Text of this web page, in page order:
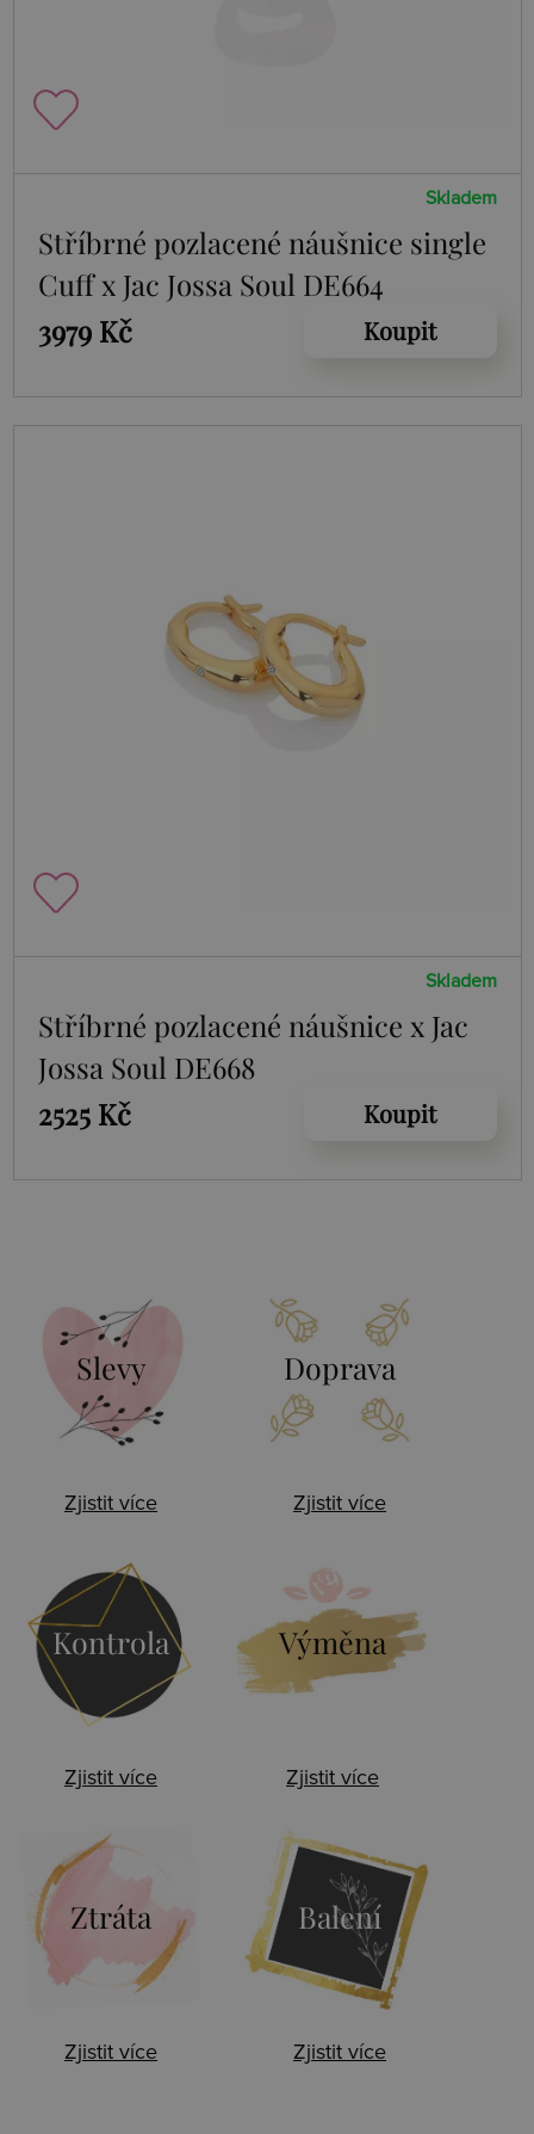
Skladem
Stříbrné pozlacené náušnice single
Cuff x Jac Jossa Soul DE664
3979 Kč
Koupit
Skladem
Stříbrné pozlacené náušnice x Jac
Jossa Soul DE668
2525 Kč
Koupit
Slevy
Zjistit více
Doprava
Zjistit více
Kontrola
Zjistit více
Výměna
Zjistit více
Ztráta
Zjistit více
Balení
Zjistit více